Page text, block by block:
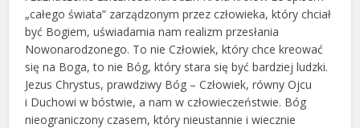
„całego świata” zarządzonym przez człowieka, który chciał
być Bogiem, uświadamia nam realizm przesłania
Nowonarodzonego. To nie Człowiek, który chce kreować
się na Boga, to nie Bóg, który stara się być bardziej ludzki.
Jezus Chrystus, prawdziwy Bóg – Człowiek, równy Ojcu
i Duchowi w bóstwie, a nam w człowieczeństwie. Bóg
nieograniczony czasem, który nieustannie i wiecznie